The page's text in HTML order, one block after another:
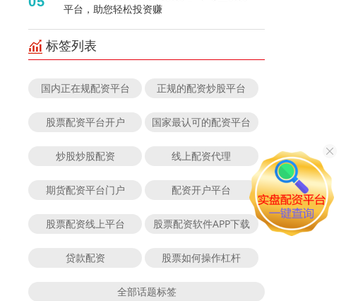
平台，助您轻松投资赚
标签列表
国内正在规配资平台 正规的配资炒股平台
股票配资平台开户 国家最认可的配资平台
炒股炒股配资 线上配资代理
期货配资平台门户 配资开户平台
股票配资线上平台 股票配资软件APP下载
贷款配资 股票如何操作杠杆
全部话题标签